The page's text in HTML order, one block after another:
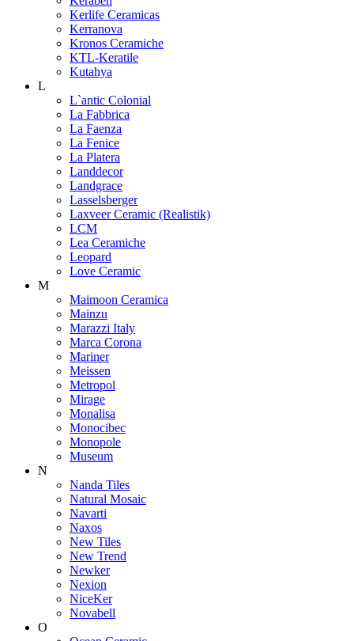
Kerlife Ceramicas
Kerranova
Kronos Ceramiche
KTL-Keratile
Kutahya
L
L`antic Colonial
La Fabbrica
La Faenza
La Fenice
La Platera
Landdecor
Landgrace
Lasselsberger
Laxveer Ceramic (Realistik)
LCM
Lea Ceramiche
Leopard
Love Ceramic
M
Maimoon Ceramica
Mainzu
Marazzi Italy
Marca Corona
Mariner
Meissen
Metropol
Mirage
Monalisa
Monocibec
Monopole
Museum
N
Nanda Tiles
Natural Mosaic
Navarti
Naxos
New Tiles
New Trend
Newker
Nexion
NiceKer
Novabell
O